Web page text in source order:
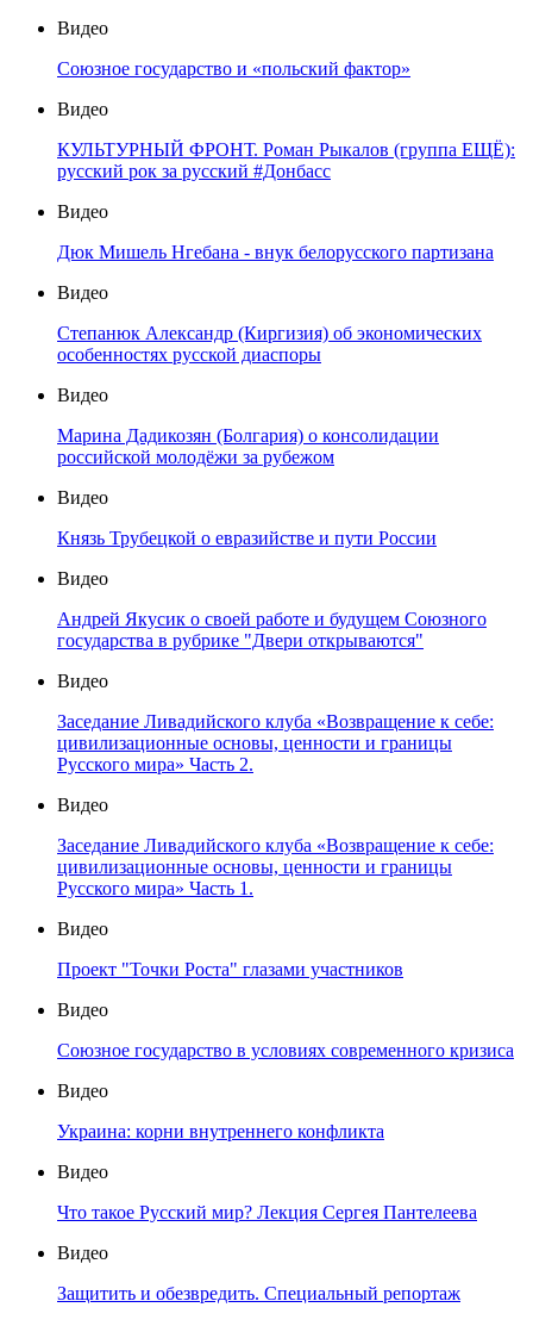
Видео
Союзное государство и «польский фактор»
Видео
КУЛЬТУРНЫЙ ФРОНТ. Роман Рыкалов (группа ЕЩЁ):
русский рок за русский #Донбасс
Видео
Дюк Мишель Нгебана - внук белорусского партизана
Видео
Степанюк Александр (Киргизия) об экономических
особенностях русской диаспоры
Видео
Марина Дадикозян (Болгария) о консолидации
российской молодёжи за рубежом
Видео
Князь Трубецкой о евразийстве и пути России
Видео
Андрей Якусик о своей работе и будущем Союзного
государства в рубрике "Двери открываются"
Видео
Заседание Ливадийского клуба «Возвращение к себе:
цивилизационные основы, ценности и границы
Русского мира» Часть 2.
Видео
Заседание Ливадийского клуба «Возвращение к себе:
цивилизационные основы, ценности и границы
Русского мира» Часть 1.
Видео
Проект "Точки Роста" глазами участников
Видео
Союзное государство в условиях современного кризиса
Видео
Украина: корни внутреннего конфликта
Видео
Что такое Русский мир? Лекция Сергея Пантелеева
Видео
Защитить и обезвредить. Специальный репортаж